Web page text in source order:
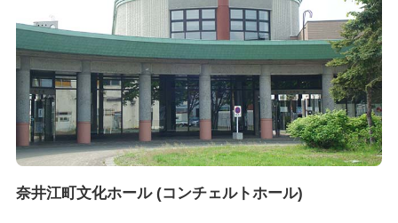
奈井江町文化ホール (コンチェルトホール)